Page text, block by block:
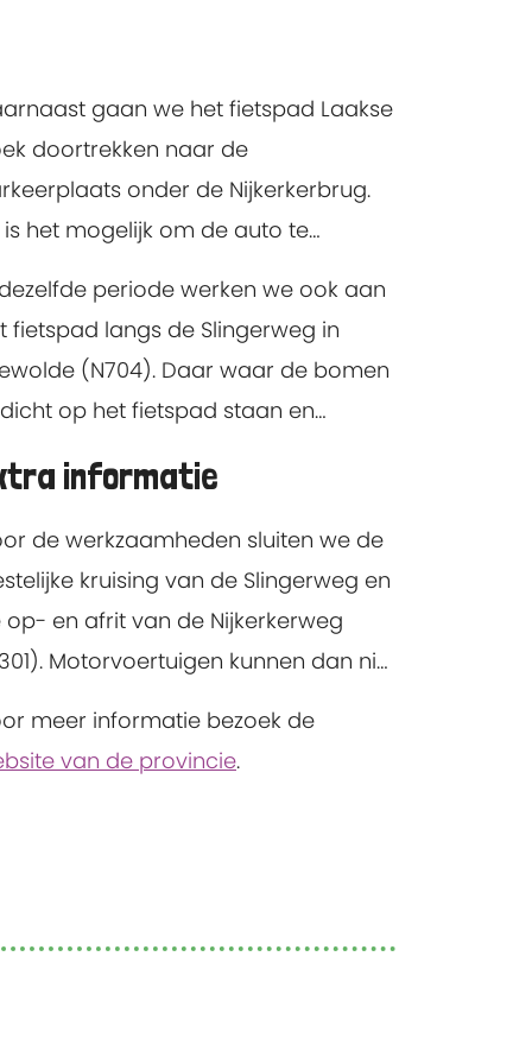
Motorvoertuigen kunnen dan niet
gaan we het fietspad Laakse
doortrekken naar de
onder de Nijkerkerbrug.
is het mogelijk om de auto te
trekken. Tijdens de werkzaamheden
er een korte omleiding voor
welke ter plaatse met borden
aangegeven.
periode werken we ook aan
fietspad langs de Slingerweg in
(N704). Daar waar de bomen
op het fietspad staan en
beschadigde betonplaten worden
Tijdens deze
worden fietsers langs
werkzaamheden geleid. In het
plantseizoen worden nieuwe
informatie
de werkzaamheden sluiten we de
kruising van de Slingerweg en
op- en afrit van de Nijkerkerweg
Motorvoertuigen kunnen dan niet
meer informatie bezoek de
van de provincie.